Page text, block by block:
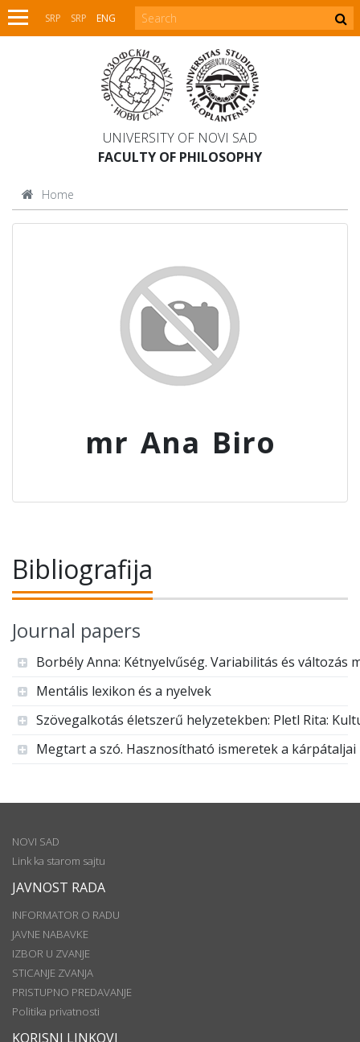
SRP SRP ENG
UNIVERSITY OF NOVI SAD
FACULTY OF PHILOSOPHY
Home
mr Ana Biro
Bibliografija
Journal papers
Borbély Anna: Kétnyelvűség. Variabilitás és változás
Mentális lexikon és a nyelvek
Szövegalkotás életszerű helyzetekben: Pletl Rita:
Megtart a szó. Hasznosítható ismeretek a
NOVI SAD
Link ka starom sajtu
JAVNOST RADA
INFORMATOR O RADU
JAVNE NABAVKE
IZBOR U ZVANJE
STICANJE ZVANJA
PRISTUPNO PREDAVANJE
Politika privatnosti
KORISNI LINKOVI